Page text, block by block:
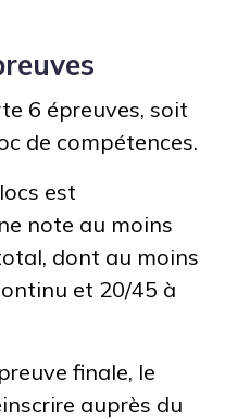
6 épreuves, soit
de compétences.
est
note au moins
dont au moins
et 20/45 à
finale, le
auprès du